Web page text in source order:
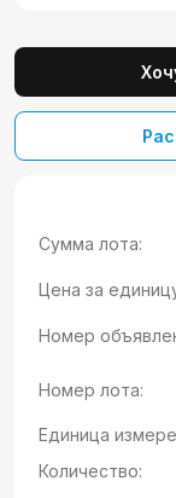
Сумма лота:
Цена за
Номер
Номер лота:
Единица
Количество: